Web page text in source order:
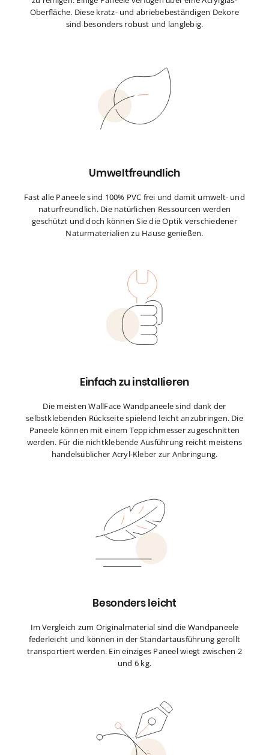
Oberfläche. Diese kratz- und abriebebeständigen Dekore
sind besonders robust und langlebig.
Umweltfreundlich
Fast alle Paneele sind 100% PVC frei und damit umwelt- und
naturfreundlich. Die natürlichen Ressourcen werden
geschützt und doch können Sie die Optik verschiedener
Naturmaterialien zu Hause genießen.
Einfach zu installieren
Die meisten WallFace Wandpaneele sind dank der
selbstklebenden Rückseite spielend leicht anzubringen. Die
Paneele können mit einem Teppichmesser zugeschnitten
werden. Für die nichtklebende Ausführung reicht meistens
handelsüblicher Acryl-Kleber zur Anbringung.
Besonders leicht
Im Vergleich zum Originalmaterial sind die Wandpaneele
federleicht und können in der Standartausführung gerollt
transportiert werden. Ein einziges Paneel wiegt zwischen 2
und 6 kg.